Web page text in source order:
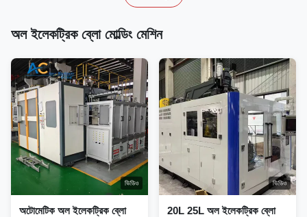
অল ইলেকট্রিক ব্লো মোল্ডিং মেশিন
ভিডিও
অটোমেটিক অল ইলেকট্রিক ব্লো
ভিডিও
20L 25L অল ইলেকট্রিক ব্লো